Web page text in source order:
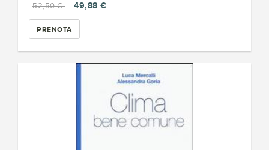
52,50 €
49,88 €
PRENOTA